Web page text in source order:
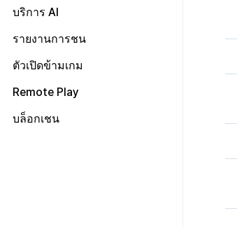
แบนเนอร์
โพสต์ของผู้ใช้
คำต้องห้าม
ชื่อเล่นของผู้ดูแล
สถิติชุมชน
ตัวกรองแชท AI
บริการ AI
การแปลอัตโนมัติ
จับการละเมิดแชท
เกี่ยวกับระบบการตรวจจับการ
การตรวจสอบชุมชน
เกี่ยวกับระบบตรวจสอบชุมชน
การวิเคราะห์ชุมชน Hive
รายงานการชน
ตัวเปิดข้ามเกม
การจัดการแอป
Remote Play
ตั้งค่า Remote Play
บล็อกเชน